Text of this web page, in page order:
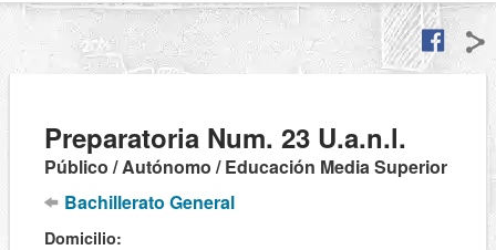
Preparatoria Num. 23 U.a.n.l.
Público / Autónomo / Educación Media Superior
Bachillerato General
Domicilio: